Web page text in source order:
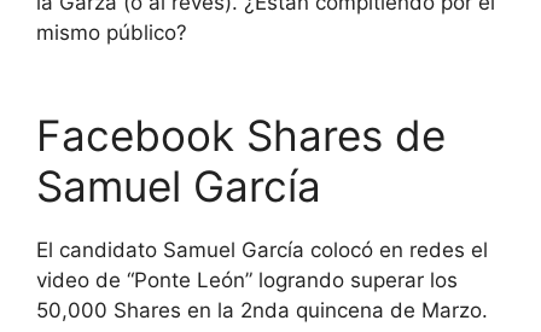
mismo público?
Facebook Shares de
Samuel García
El candidato Samuel García colocó en redes el
video de “Ponte León” logrando superar los
50,000 Shares en la 2nda quincena de Marzo.